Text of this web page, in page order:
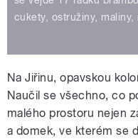
cukety, ostružiny, maliny,
Na Jiřinu, opavskou
Naučil se všechno, co
malého prostoru nejen
a domek, ve kterém se